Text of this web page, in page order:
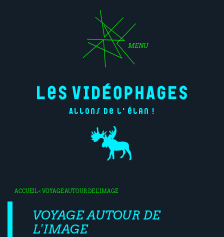
MENU
Allons de l'élan !
ACCUEIL< VOYAGE AUTOUR DE L'IMAGE
VOYAGE AUTOUR DE
L'IMAGE